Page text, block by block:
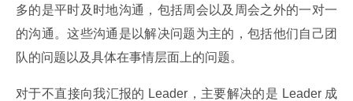
多的是平时及时地沟通，包括周会以及周会之外的一对一
的沟通。这些沟通是以解决问题为主的，包括他们自己团
队的问题以及具体在事情层面上的问题。
对于不直接向我汇报的 Leader，主要解决的是 Leader 成